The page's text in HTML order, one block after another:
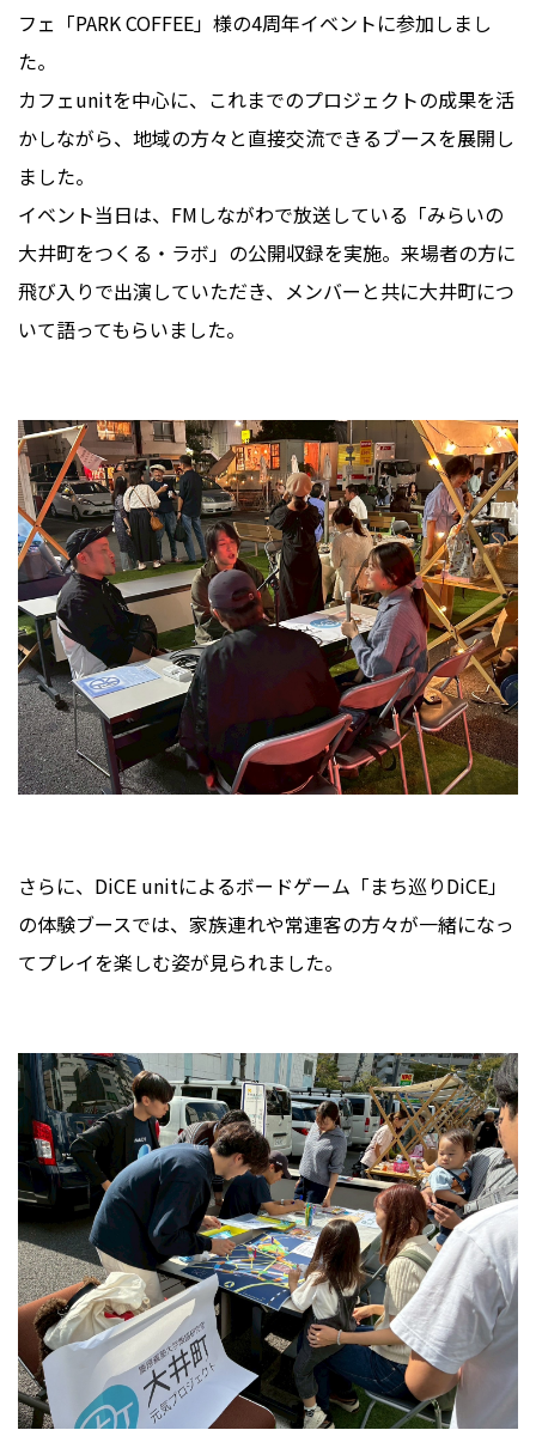
フェ「PARK COFFEE」様の4周年イベントに参加しまし
た。
カフェunitを中心に、これまでのプロジェクトの成果を活
かしながら、地域の方々と直接交流できるブースを展開し
ました。
イベント当日は、FMしながわで放送している「みらいの
大井町をつくる・ラボ」の公開収録を実施。来場者の方に
飛び入りで出演していただき、メンバーと共に大井町につ
いて語ってもらいました。
さらに、DiCE unitによるボードゲーム「まち巡りDiCE」
の体験ブースでは、家族連れや常連客の方々が一緒になっ
てプレイを楽しむ姿が見られました。